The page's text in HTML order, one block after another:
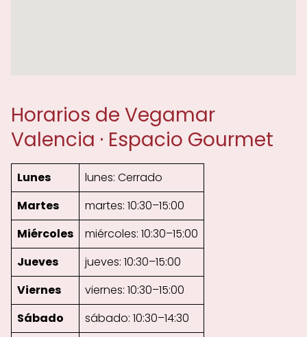
Horarios de Vegamar
Valencia · Espacio Gourmet
Lunes
lunes: Cerrado
Martes
martes: 10:30–15:00
Miércoles
miércoles: 10:30–15:00
Jueves
jueves: 10:30–15:00
Viernes
viernes: 10:30–15:00
Sábado
sábado: 10:30–14:30